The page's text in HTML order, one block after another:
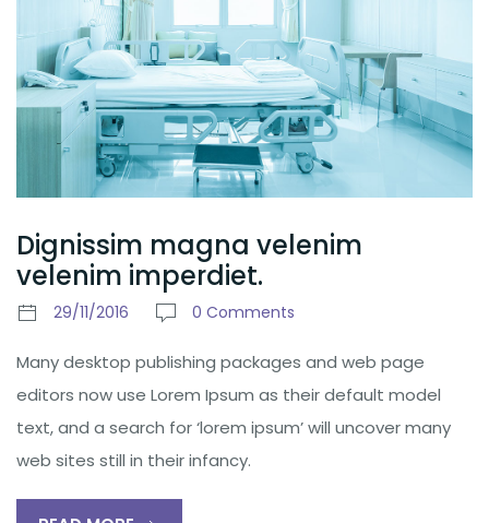
Dignissim magna velenim
velenim imperdiet.
29/11/2016 0 Comments
Many desktop publishing packages and web page
editors now use Lorem Ipsum as their default model
text, and a search for ‘lorem ipsum’ will uncover many
web sites still in their infancy.